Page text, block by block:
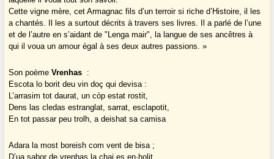
Cette vigne mère, cet Armagnac fils d’un terroir si riche d’Histoire, il les
a chantés. Il les a surtout décrits à travers ses livres. Il a parlé de l’une
et de l’autre en s’aidant de "Lenga mair", la langue de ses ancêtres à
qui il voua un amour égal à ses deux autres passions. »
Son poèmeVrenhas :
Escota lo borit deu vin doç qui devisa :
L’arrasim tot daurat, un còp estat rostit,
Dens las cledas estranglat, sarrat, esclapotit,
En tot passar peu trolh, a deishat sa camisa
Adara la most boreish com vent de bisa ;
D’ua sabor de vrenhas la chai es en·holit,